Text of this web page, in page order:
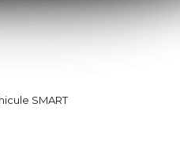
SMART